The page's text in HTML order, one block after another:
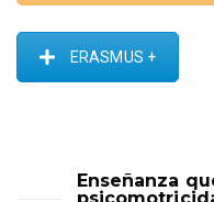
ERASMUS +
Enseñanza